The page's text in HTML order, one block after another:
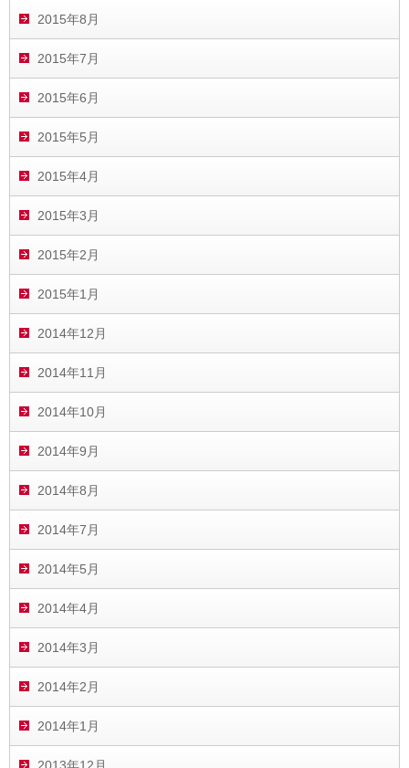
2015年8月
2015年7月
2015年6月
2015年5月
2015年4月
2015年3月
2015年2月
2015年1月
2014年12月
2014年11月
2014年10月
2014年9月
2014年8月
2014年7月
2014年5月
2014年4月
2014年3月
2014年2月
2014年1月